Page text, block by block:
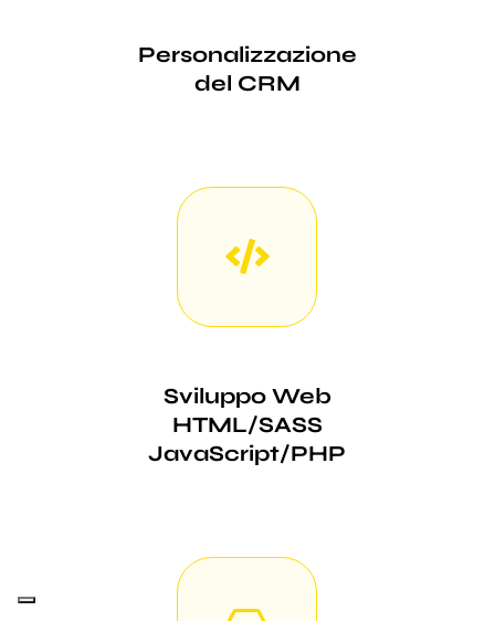
Personalizzazione
del CRM
Sviluppo Web
HTML/SASS
JavaScript/PHP